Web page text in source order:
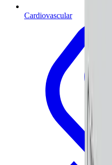
Cardiovascular